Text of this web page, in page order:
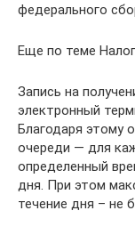
федерального
Еще по теме
Запись на
электронный
Благодаря этому
очереди — для
определенный
дня. При этом
течение дня – не